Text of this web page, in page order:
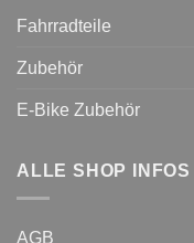
Fahrradteile
Zubehör
E-Bike Zubehör
ALLE SHOP INFOS
AGB